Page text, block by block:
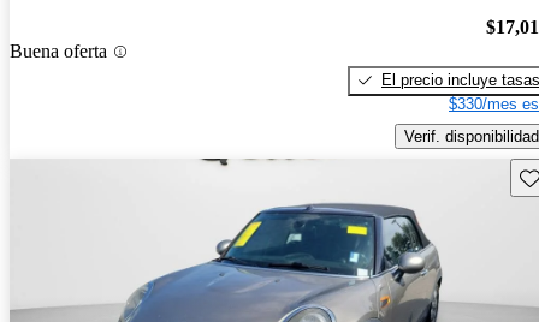
Buena oferta
El precio incluye tasas
$330/mes
Verif. disponibilidad